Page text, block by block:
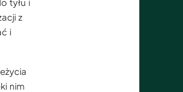
tyłu i
z
i
nim